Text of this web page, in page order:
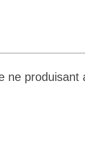
ne produisant